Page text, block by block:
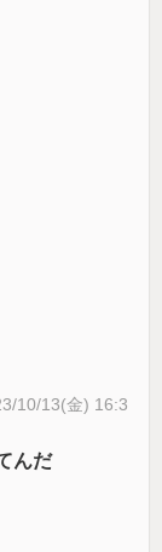
10/13(金) 16:3
んだ